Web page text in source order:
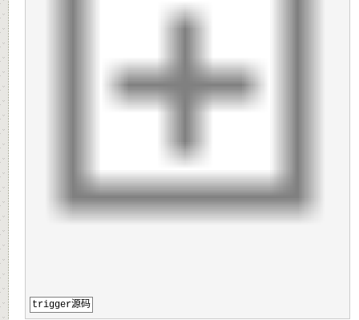
trigger源码